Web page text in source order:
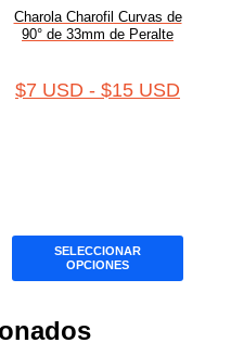
Charola Charofil Curvas de
90° de 33mm de Peralte
$7 USD - $15 USD
SELECCIONAR
OPCIONES